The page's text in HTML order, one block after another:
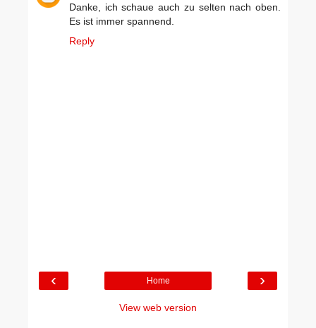
Danke, ich schaue auch zu selten nach oben.
Es ist immer spannend.
Reply
‹ ›
Home
View web version